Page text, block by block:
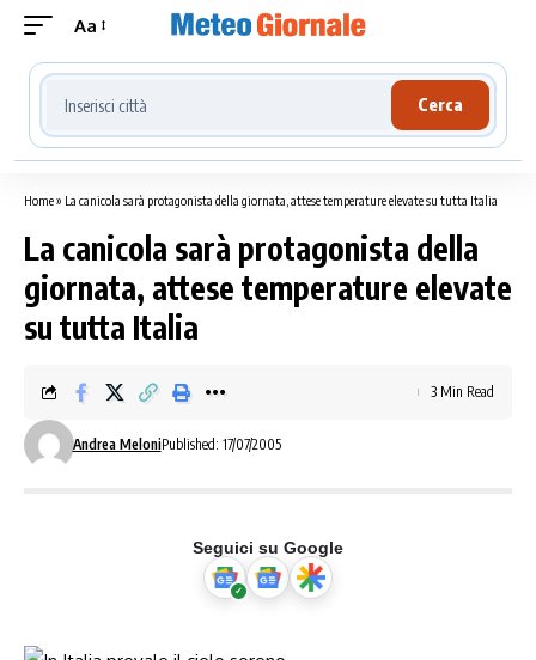
Aa
Cerca località meteo
Cerca
Home» La canicola sarà protagonista della giornata, attese temperature elevate su tutta Italia
La canicola sarà protagonista della
giornata, attese temperature elevate
su tutta Italia
Andrea MeloniPublished: 17/07/2005
3 Min Read
Seguici su Google